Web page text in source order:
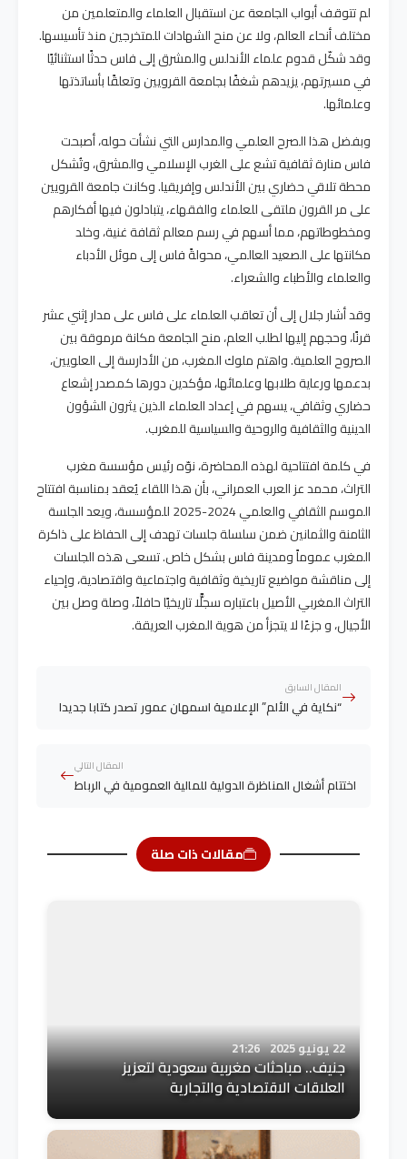
لم تتوقف أبواب الجامعة عن استقبال العلماء والمتعلمين من
مختلف أنحاء العالم، ولا عن منح الشهادات للمتخرجين منذ تأسيسها.
وقد شكّل قدوم علماء الأندلس والمشرق إلى فاس حدثًا استثنائيًا
في مسيرتهم، يزيدهم شغفًا بجامعة القرويين وتعلقًا بأساتذتها
وعلمائها.
وبفضل هذا الصرح العلمي والمدارس التي نشأت حوله، أصبحت
فاس منارة ثقافية تشع على الغرب الإسلامي والمشرق، وتُشكل
محطة تلاقي حضاري بين الأندلس وإفريقيا. وكانت جامعة القرويين
على مر القرون ملتقى للعلماء والفقهاء، يتبادلون فيها أفكارهم
ومخطوطاتهم، مما أسهم في رسم معالم ثقافة غنية، وخلد
مكانتها على الصعيد العالمي، محولةً فاس إلى موئل الأدباء
والعلماء والأطباء والشعراء.
وقد أشار جلال إلى أن تعاقب العلماء على فاس على مدار إثني عشر
قرنًا، وحجهم إليها لطلب العلم، منح الجامعة مكانة مرموقة بين
الصروح العلمية. واهتم ملوك المغرب، من الأدارسة إلى العلويين،
بدعمها ورعاية طلابها وعلمائها، مؤكدين دورها كمصدر إشعاع
حضاري وثقافي، يسهم في إعداد العلماء الذين يثرون الشؤون
الدينية والثقافية والروحية والسياسية للمغرب.
في كلمة افتتاحية لهذه المحاضرة، نوّه رئيس مؤسسة مغرب
التراث، محمد عز العرب العمراني، بأن هذا اللقاء يُعقد بمناسبة افتتاح
الموسم الثقافي والعلمي 2024-2025 للمؤسسة، ويعد الجلسة
الثامنة والثمانين ضمن سلسلة جلسات تهدف إلى الحفاظ على ذاكرة
المغرب عموماً ومدينة فاس بشكل خاص. تسعى هذه الجلسات
إلى مناقشة مواضيع تاريخية وثقافية واجتماعية واقتصادية، وإحياء
التراث المغربي الأصيل باعتباره سجلًّا تاريخيًا حافلاً، وصلة وصل بين
الأجيال، و جزءًا لا يتجزأ من هوية المغرب العريقة.
المقال السابق
“نكاية في الألم” الإعلامية اسمهان عمور تصدر كتابا جديدا
المقال التالي
اختتام أشغال المناظرة الدولية للمالية العمومية في الرباط
مقالات ذات صلة
22 يونيو 2025 21:26
جنيف.. مباحثات مغربية سعودية لتعزيز
العلاقات الاقتصادية والتجارية